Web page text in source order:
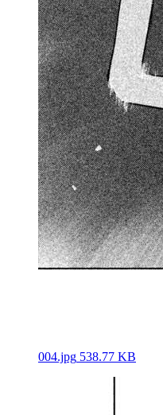
004.jpg 538.77 KB